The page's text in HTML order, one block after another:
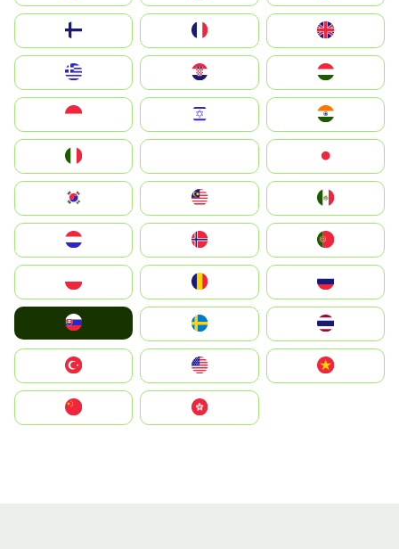
United Kingdom
Magyarország
South Korea
United States
中國香港特別行政區